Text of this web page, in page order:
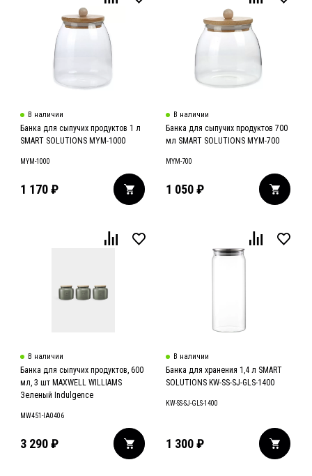
В наличии
Банка для сыпучих продуктов 1 л
SMART SOLUTIONS MYM-1000
MYM-1000
1 170₽
В наличии
Банка для сыпучих продуктов 700
мл SMART SOLUTIONS MYM-700
MYM-700
1 050 ₽
В наличии
Банка для сыпучих продуктов, 600
мл, 3 шт MAXWELL WILLIAMS
Зеленый Indulgence
MW451-IA0406
3 290₽
В наличии
Банка для хранения 1,4 л SMART
SOLUTIONS KW-SS-SJ-GLS-1400
KW-SS-SJ-GLS-1400
1 300 ₽